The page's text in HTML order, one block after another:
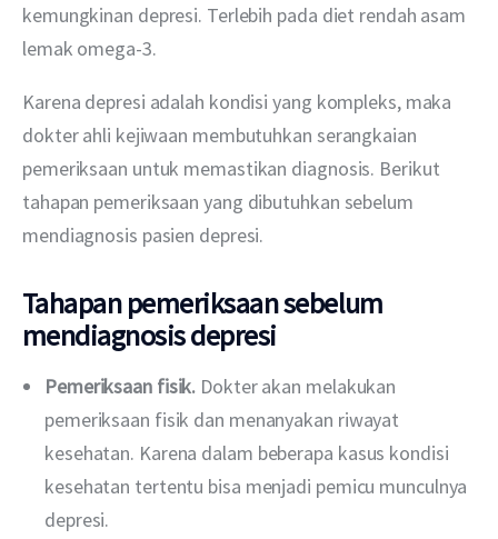
kemungkinan depresi. Terlebih pada diet rendah asam
lemak omega-3.
Karena depresi adalah kondisi yang kompleks, maka
dokter ahli kejiwaan membutuhkan serangkaian
pemeriksaan untuk memastikan diagnosis. Berikut
tahapan pemeriksaan yang dibutuhkan sebelum
mendiagnosis pasien depresi.
Tahapan pemeriksaan sebelum
mendiagnosis depresi
Pemeriksaan fisik. Dokter akan melakukan
pemeriksaan fisik dan menanyakan riwayat
kesehatan. Karena dalam beberapa kasus kondisi
kesehatan tertentu bisa menjadi pemicu munculnya
depresi.